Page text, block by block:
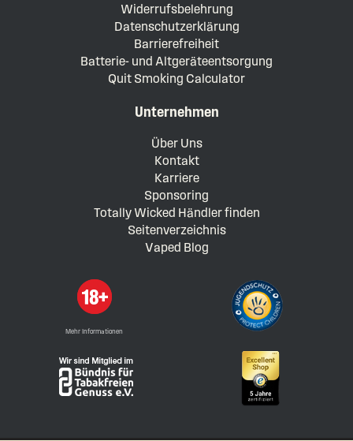
Widerrufsbelehrung
Datenschutzerklärung
Barrierefreiheit
Batterie- und Altgeräteentsorgung
Quit Smoking Calculator
Unternehmen
Über Uns
Kontakt
Karriere
Sponsoring
Totally Wicked Händler finden
Seitenverzeichnis
Vaped Blog
Mehr Informationen